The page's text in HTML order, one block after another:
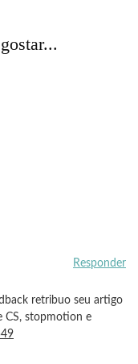
humor
Responder
retribuo seu artigo
CS, stopmotion e